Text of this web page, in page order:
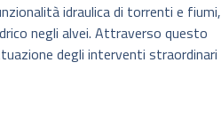
idraulica di torrenti e fiumi,
negli alvei. Attraverso questo
degli interventi straordinari